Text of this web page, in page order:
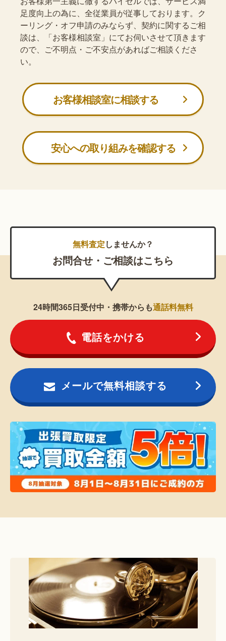
足度向上の為に、全従業員が従事しております。ク
ーリング・オフ申請のみならず、契約に関するご相
談は、「お客様相談室」にてお伺いさせて頂きます
ので、ご不明点・ご不安点があればご相談くださ
い。
お客様相談室に相談する
安心への取り組みを確認する
無料査定しませんか？
お問合せ・ご相談はこちら
24時間365日受付中・携帯からも通話料無料
電話をかける
メールで無料相談する